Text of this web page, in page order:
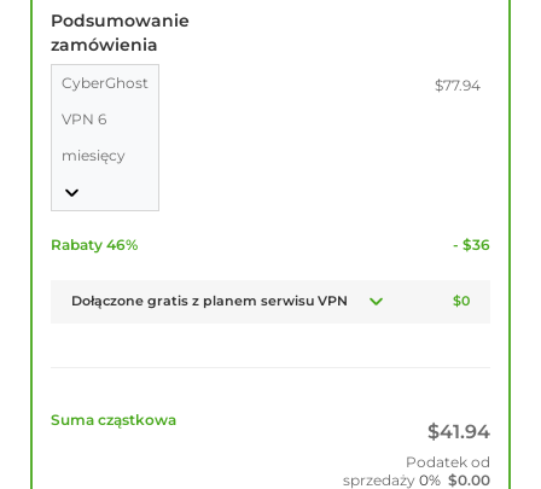
Podsumowanie
zamówienia
CyberGhost
VPN 6
miesięcy
$77.94
Rabaty 46% - $36
Dołączone gratis z planem serwisu VPN $0
Suma cząstkowa
$41.94
Podatek od
sprzedaży 0% $0.00